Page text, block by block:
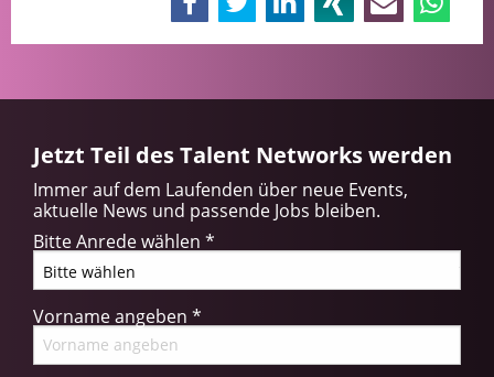
Jetzt Teil des Talent Networks werden
Immer auf dem Laufenden über neue Events,
aktuelle News und passende Jobs bleiben.
Bitte Anrede wählen *
Vorname angeben *